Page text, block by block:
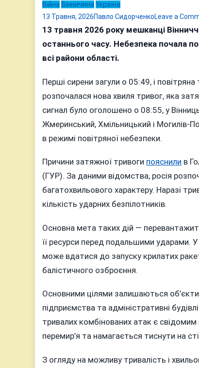
Війна Вінничина Україна
13 Травня, 2026Павло СидорченкоLeave a
13 травня 2026 року мешканці
останнього часу. Небезпека почала
всі райони області.
Перші сирени загули о 05:49, і
розпочалася нова хвиля тривог, яка
сигнал було оголошено о 08:55, у
Жмеринський, Хмільницький і Могилів-
в режимі повітряної небезпеки.
Причини затяжної тривоги пояснили в
(ГУР). За даними відомства, росія
багатохвильового характеру. Наразі
кількість ударних безпілотників.
Основна мета таких дій —
її ресурси перед подальшими ударами.
може вдатися до запуску крилатих
балістичного озброєння.
Основними цілями залишаються об’єкти
підприємства та адміністративні
тривалих комбінованих атак є
перемир’я та намагається тиснути на
З огляду на можливу тривалість і